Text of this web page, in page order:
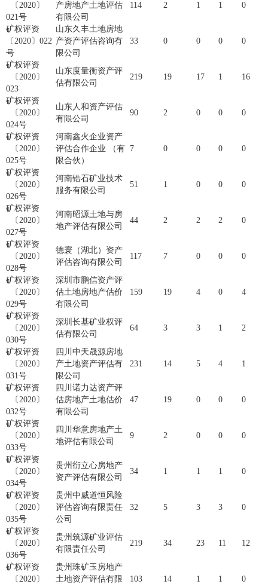
〔2020〕
021号
产房地产土地评估
有限公司
114 2 1 1 0
矿权评资
〔2020〕022
号
山东久丰土地房地
产资产评估咨询有
限公司
33 0 0 0 0
矿权评资
〔2020〕
023
山东度量衡资产评
估有限公司
219 19 17 1 16
矿权评资
〔2020〕
024号
山东人和资产评估
有限公司
90 2 0 0 0
矿权评资
〔2020〕
025号
河南鑫火企业资产
评估合作企业 （有
限合伙）
7 0 0 0 0
矿权评资
〔2020〕
026号
河南锆石矿业技术
服务有限公司
51 1 0 0 0
矿权评资
〔2020〕
027号
河南昭源土地与房
地产评估有限公司
44 2 2 2 0
矿权评资
〔2020〕
028号
德寰（湖北）资产
评估咨询有限公司
117 7 0 0 0
矿权评资
〔2020〕
029号
深圳市鹏信资产评
估土地房地产估价
有限公司
159 19 4 0 4
矿权评资
〔2020〕
030号
深圳长基矿业权评
估有限公司
64 3 3 1 2
矿权评资
〔2020〕
031号
四川中天晟源房地
产土地资产评估有
限公司
231 14 5 4 1
矿权评资
〔2020〕
032号
四川诺力达资产评
估房地产土地估价
有限公司
47 19 0 0 0
矿权评资
〔2020〕
033号
四川华意房地产土
地评估有限公司
9 2 0 0 0
矿权评资
〔2020〕
034号
贵州衍立心房地产
资产评估有限公司
34 1 1 1 0
矿权评资
〔2020〕
035号
贵州中威道恒风险
评估咨询有限责任
公司
32 5 3 3 0
矿权评资
〔2020〕
036号
贵州筑源矿业评估
有限责任公司
219 34 23 11 12
矿权评资
〔2020〕
贵州珠矿玉房地产
土地资产评估有限
103 14 1 1 0